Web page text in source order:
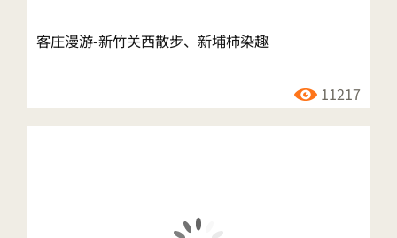
客庄漫游-新竹关西散步、新埔柿染趣
11217